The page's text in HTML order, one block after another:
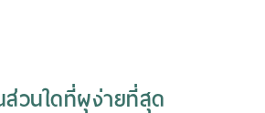
วนใดที่ผุง่ายที่สุด